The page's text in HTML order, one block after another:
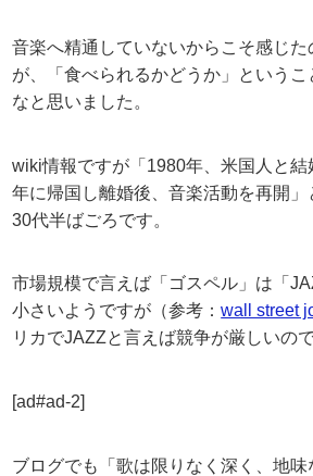
音楽へ精通していないからこそ感じた
が、「食べられるかどうか」という
なと思いました。
wiki情報ですが「1980年、米国人と
年に帰国し離婚後、音楽活動を再開
30代半ばごろです。
市場規模で言えば「ゴスペル」は「
小さいようですが（参考：wall street
リカでJAZZと言えば競争が厳しいの
[ad#ad-2]
ブログでも「歌は限りなく深く、地